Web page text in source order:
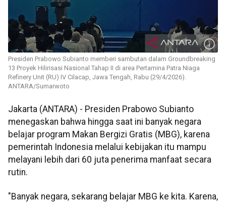
Presiden Prabowo Subianto memberi sambutan dalam Groundbreaking
13 Proyek Hilirisasi Nasional Tahap II di area Pertamina Patra Niaga
Refinery Unit (RU) IV Cilacap, Jawa Tengah, Rabu (29/4/2026).
ANTARA/Sumarwoto
Jakarta (ANTARA) - Presiden Prabowo Subianto
menegaskan bahwa hingga saat ini banyak negara
belajar program Makan Bergizi Gratis (MBG), karena
pemerintah Indonesia melalui kebijakan itu mampu
melayani lebih dari 60 juta penerima manfaat secara
rutin.
"Banyak negara, sekarang belajar MBG ke kita. Karena,